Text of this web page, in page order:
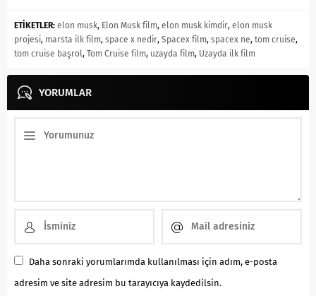
ETİKETLER: elon musk, Elon Musk film, elon musk kimdir, elon musk
projesi, marsta ilk film, space x nedir, Spacex film, spacex ne, tom cruise,
tom cruise başrol, Tom Cruise film, uzayda film, Uzayda ilk film
YORUMLAR
Daha sonraki yorumlarımda kullanılması için adım, e-posta
adresim ve site adresim bu tarayıcıya kaydedilsin.